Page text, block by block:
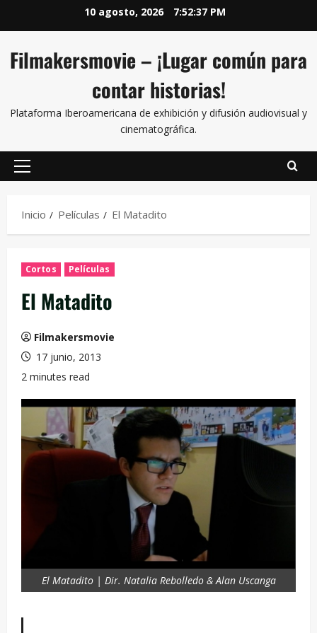
10 agosto, 2026 7:52:38 PM
Filmakersmovie – ¡Lugar común para
contar historias!
Plataforma Iberoamericana de exhibición y difusión audiovisual y
cinematográfica.
Inicio Películas El Matadito
Cortos Películas
El Matadito
Filmakersmovie
17 junio, 2013
2 minutes read
El Matadito | Dir. Natalia Rebolledo & Alan Uscanga